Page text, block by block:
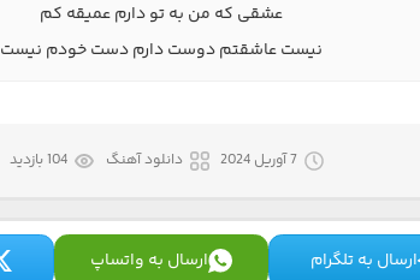
عشقی که من به تو دارم عمیقه کم
نیست عاشقتم دوست دارم دست خودم نیست
7 آوریل 2024 دانلود آهنگ 104 بازدید
ارسال به تلگرام ارسال به واتساپ